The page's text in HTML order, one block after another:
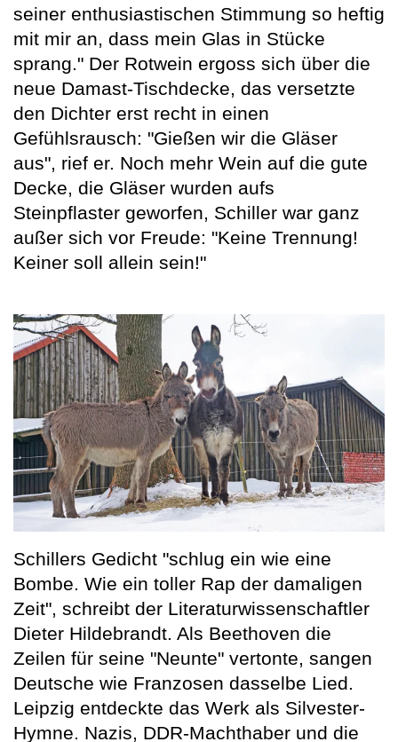
seiner enthusiastischen Stimmung so heftig
mit mir an, dass mein Glas in Stücke
sprang." Der Rotwein ergoss sich über die
neue Damast-Tischdecke, das versetzte
den Dichter erst recht in einen
Gefühlsrausch: "Gießen wir die Gläser
aus", rief er. Noch mehr Wein auf die gute
Decke, die Gläser wurden aufs
Steinpflaster geworfen, Schiller war ganz
außer sich vor Freude: "Keine Trennung!
Keiner soll allein sein!"
Schillers Gedicht "schlug ein wie eine
Bombe. Wie ein toller Rap der damaligen
Zeit", schreibt der Literaturwissenschaftler
Dieter Hildebrandt. Als Beethoven die
Zeilen für seine "Neunte" vertonte, sangen
Deutsche wie Franzosen dasselbe Lied.
Leipzig entdeckte das Werk als Silvester-
Hymne. Nazis, DDR-Machthaber und die